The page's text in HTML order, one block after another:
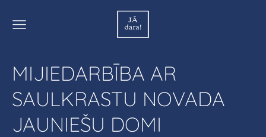
MIJIEDARBĪBA AR
SAULKRASTU NOVADA
JAUNIEŠU DOMI